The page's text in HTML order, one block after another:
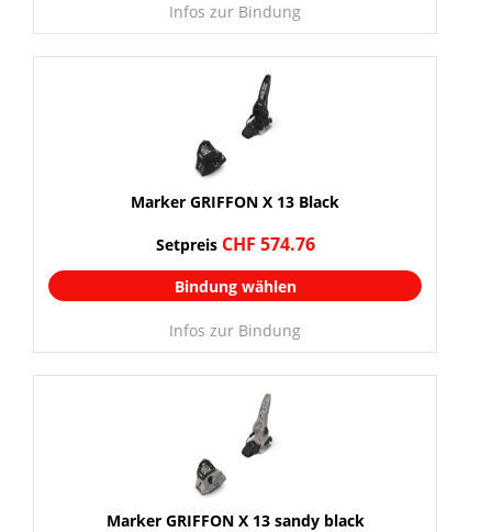
Infos zur Bindung
Marker GRIFFON X 13 Black
Setpreis CHF 574.76
Bindung wählen
Infos zur Bindung
Marker GRIFFON X 13 sandy black